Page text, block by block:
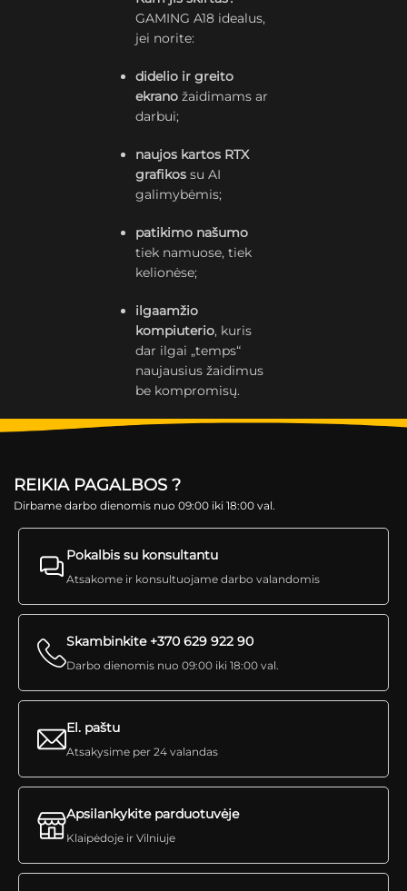
GAMING A18 idealus,
jei norite:
didelio ir greito
ekrano žaidimams ar
darbui;
naujos kartos RTX
grafikos su AI
galimybėmis;
patikimo našumo
tiek namuose, tiek
kelionėse;
ilgaamžio
kompiuterio, kuris
dar ilgai „temps“
naujausius žaidimus
be kompromisų.
REIKIA PAGALBOS ?
Dirbame darbo dienomis nuo 09:00 iki 18:00 val.
Pokalbis su konsultantu
Atsakome ir konsultuojame darbo valandomis
Skambinkite +370 629 922 90
Darbo dienomis nuo 09:00 iki 18:00 val.
El. paštu
Atsakysime per 24 valandas
Apsilankykite parduotuvėje
Klaipėdoje ir Vilniuje